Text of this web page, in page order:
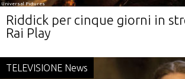
Universal Pictures
Riddick per cinque giorni in
Rai Play
TELEVISIONE News